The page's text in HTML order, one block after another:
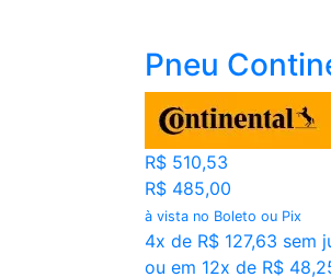
Pneu
R$ 510,53
R$ 485,00
à vista no Boleto ou Pix
4x de R$ 127,63 sem
ou em 12x de R$